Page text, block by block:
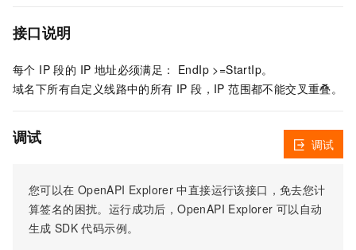
接口说明
每个 IP 段的 IP 地址必须满足： EndIp >=StartIp。
域名下所有自定义线路中的所有 IP 段，IP 范围都不能交叉重叠。
调试
您可以在 OpenAPI Explorer 中直接运行该接口，免去您计
算签名的困扰。运行成功后，OpenAPI Explorer 可以自动
生成 SDK 代码示例。
调试